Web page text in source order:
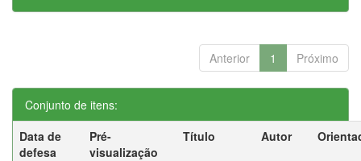
Anterior 1 Próximo
Conjunto de itens:
Data de
defesa
Pré-
visualização
Título Autor